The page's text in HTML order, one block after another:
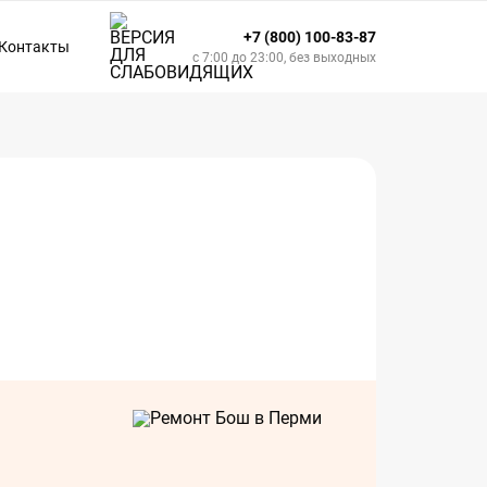
Контакты
+7 (800) 100-83-87
с 7:00 до 23:00, без выходных